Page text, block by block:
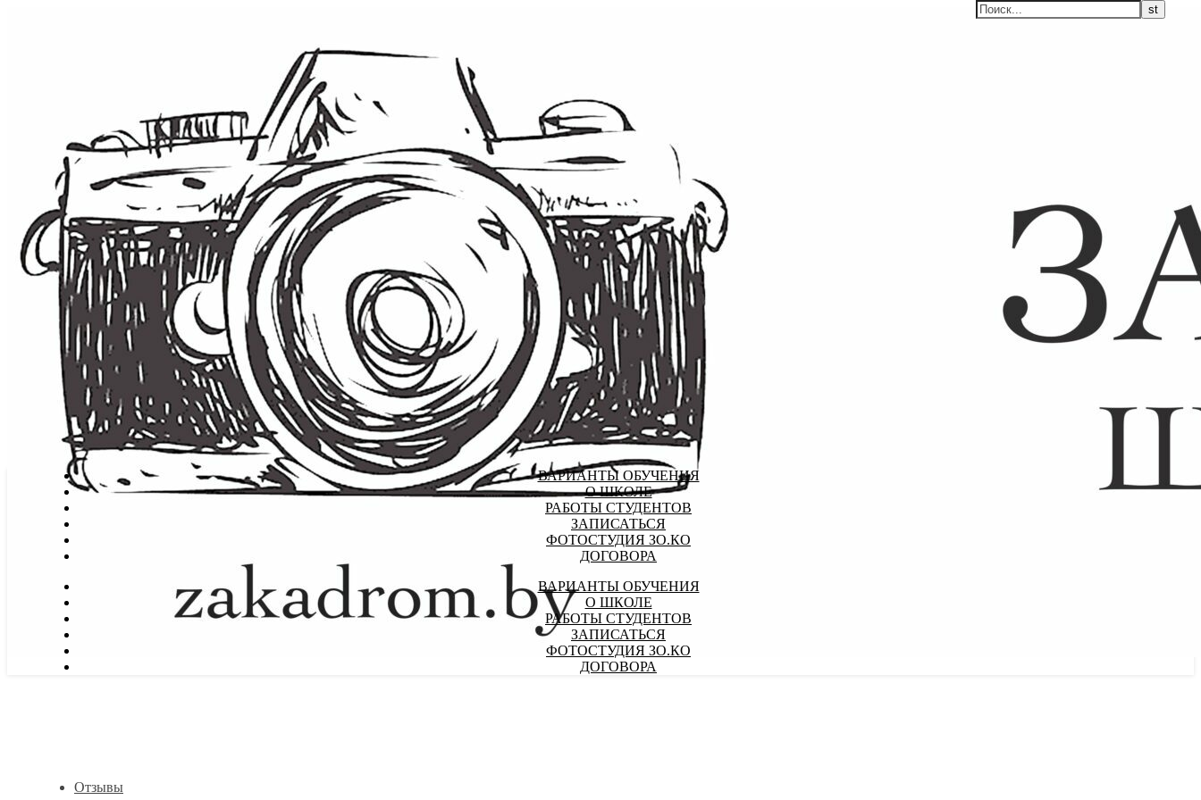
ВАРИАНТЫ ОБУЧЕНИЯ
О ШКОЛЕ
РАБОТЫ СТУДЕНТОВ
ЗАПИСАТЬСЯ
ФОТОСТУДИЯ ЗО.КО
ДОГОВОРА
ВАРИАНТЫ ОБУЧЕНИЯ
О ШКОЛЕ
РАБОТЫ СТУДЕНТОВ
ЗАПИСАТЬСЯ
ФОТОСТУДИЯ ЗО.КО
ДОГОВОРА
Отзывы